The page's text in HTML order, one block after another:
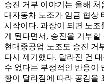
승진 거부 이야기는 올해 처
대자동차 노조가 임금 협상
시작이다. 과장이 되면 노
게 된다면서, 승진을 거부
현대중공업 노조도 승진 거
다시 제기했다. 달라진 건
수 없다는 부정적인 반응이
황이 달라짐에 따라 공감을